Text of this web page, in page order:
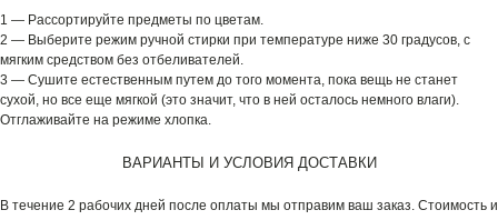
1 — Рассортируйте предметы по цветам.
2 — Выберите режим ручной стирки при температуре ниже 30 градусов, с
мягким средством без отбеливателей.
3 — Сушите естественным путем до того момента, пока вещь не станет
сухой, но все еще мягкой (это значит, что в ней осталось немного влаги).
Отглаживайте на режиме хлопка.
ВАРИАНТЫ И УСЛОВИЯ ДОСТАВКИ
В течение 2 рабочих дней после оплаты мы отправим ваш заказ. Стоимость и